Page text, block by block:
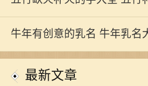
牛年有创意的乳名 牛年乳名
最新文章